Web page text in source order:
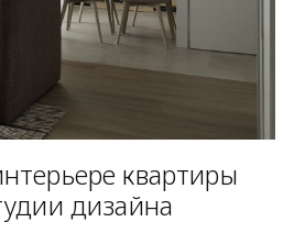
квартиры
дизайна